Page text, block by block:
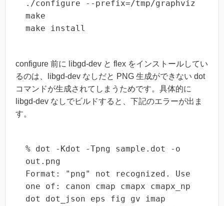
./configure --prefix=/tmp/graphviz
make
make install
configure 前に libgd-dev と flex をインストールしてい
るのは、libgd-dev なしだと PNG 生成ができない dot
コマンドが生成されてしまうためです。具体的に
libgd-dev なしでビルドすると、下記のエラーが出ま
す。
% dot -Kdot -Tpng sample.dot -o
out.png
Format: "png" not recognized. Use
one of: canon cmap cmapx cmapx_np
dot dot_json eps fig gv imap